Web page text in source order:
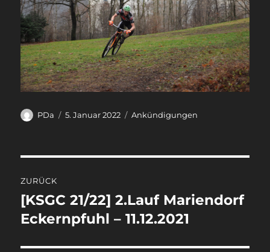
Autor
PDa
Veröffentlicht
5. Januar 2022 Kategorien
Ankündigungen
ZURÜCK
Vorheriger
Beitrag:
[KSGC 21/22] 2.Lauf Mariendorf
Eckernpfuhl – 11.12.2021